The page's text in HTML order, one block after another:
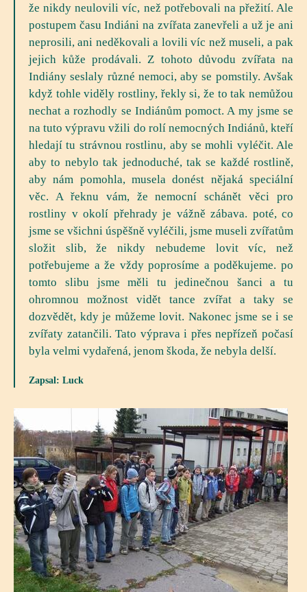
že nikdy neulovili víc, než potřebovali na přežití. Ale
postupem času Indiáni na zvířata zanevřeli a už je ani
neprosili, ani neděkovali a lovili víc než museli, a pak
jejich kůže prodávali. Z tohoto důvodu zvířata na
Indiány seslaly různé nemoci, aby se pomstily. Avšak
když tohle viděly rostliny, řekly si, že to tak nemůžou
nechat a rozhodly se Indiánům pomoct. A my jsme se
na tuto výpravu vžili do rolí nemocných Indiánů, kteří
hledají tu strávnou rostlinu, aby se mohli vyléčit. Ale
aby to nebylo tak jednoduché, tak se každé rostlině,
aby nám pomohla, musela donést nějaká speciální
věc. A řeknu vám, že nemocní schánět věci pro
rostliny v okolí přehrady je vážně zábava. poté, co
jsme se všichni úspěšně vyléčili, jsme museli zvířatům
složit slib, že nikdy nebudeme lovit víc, než
potřebujeme a že vždy poprosíme a poděkujeme. po
tomto slibu jsme měli tu jedinečnou šanci a tu
ohromnou možnost vidět tance zvířat a taky se
dozvědět, kdy je můžeme lovit. Nakonec jsme se i se
zvířaty zatančili. Tato výprava i přes nepřízeň počasí
byla velmi vydařená, jenom škoda, že nebyla delší.
Zapsal: Luck